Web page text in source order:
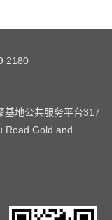
2180
基地公共服务平台317
Road Gold and